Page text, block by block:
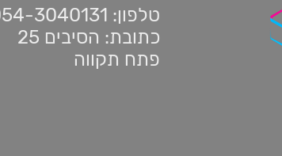
טלפון: 054-3040131
כתובת: הסיבים 25
פתח תקווה